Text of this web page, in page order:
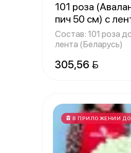
101 роза
пич 50 см) с
Состав: 101 роза
лента (Беларусь)
305,56 
В ПРИЛОЖЕНИИ ДО